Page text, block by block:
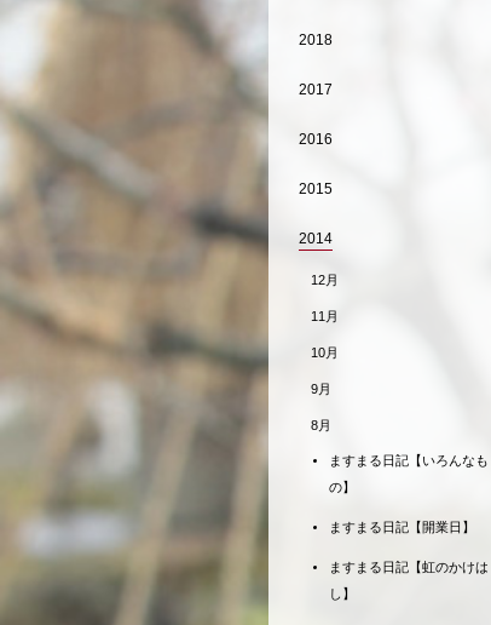
2018
2017
2016
2015
2014
12月
11月
10月
9月
8月
ますまる日記【いろんなも
の】
ますまる日記【開業日】
ますまる日記【虹のかけは
し】